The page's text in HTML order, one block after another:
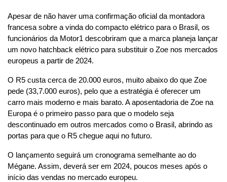
Apesar de não haver uma confirmação oficial da montadora
francesa sobre a vinda do compacto elétrico para o Brasil, os
funcionários da Motor1 descobriram que a marca planeja lançar
um novo hatchback elétrico para substituir o Zoe nos mercados
europeus a partir de 2024.
O R5 custa cerca de 20.000 euros, muito abaixo do que Zoe
pede (33,7.000 euros), pelo que a estratégia é oferecer um
carro mais moderno e mais barato. A aposentadoria de Zoe na
Europa é o primeiro passo para que o modelo seja
descontinuado em outros mercados como o Brasil, abrindo as
portas para que o R5 chegue aqui no futuro.
O lançamento seguirá um cronograma semelhante ao do
Mégane. Assim, deverá ser em 2024, poucos meses após o
início das vendas no mercado europeu.